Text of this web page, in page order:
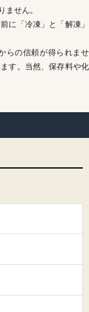
ません。
に「冷凍」と「解凍」
らの信頼が得られませ
す。当然、保存料や化